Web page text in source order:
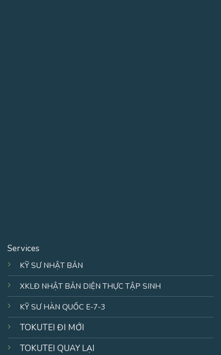
Services
KỸ SƯ NHẬT BẢN
XKLĐ NHẬT BẢN DIỆN THỰC TẬP SINH
KỸ SƯ HÀN QUỐC E-7-3
TOKUTEI ĐI MỚI
TOKUTEI QUAY LẠI